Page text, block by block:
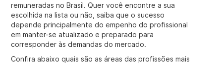
remuneradas no Brasil. Quer você encontre a sua
escolhida na lista ou não, saiba que o sucesso
depende principalmente do empenho do profissional
em manter-se atualizado e preparado para
corresponder às demandas do mercado.
Confira abaixo quais são as áreas das profissões mais